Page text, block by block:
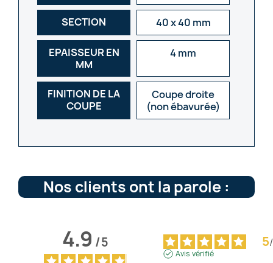
SECTION 40 x 40 mm
EPAISSEUR EN
MM
4 mm
FINITION DE LA
COUPE
Coupe droite
(non ébavurée)
Nos clients ont la parole :
4.9/5 5/
Avis vérifié